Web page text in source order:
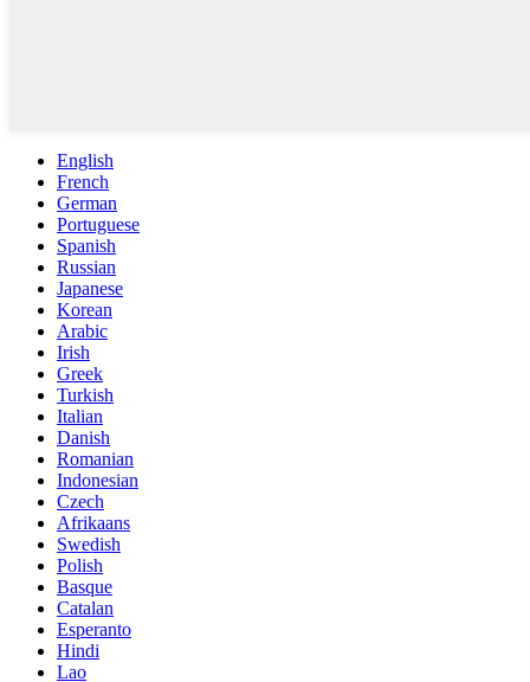
English
French
German
Portuguese
Spanish
Russian
Japanese
Korean
Arabic
Irish
Greek
Turkish
Italian
Danish
Romanian
Indonesian
Czech
Afrikaans
Swedish
Polish
Basque
Catalan
Esperanto
Hindi
Lao